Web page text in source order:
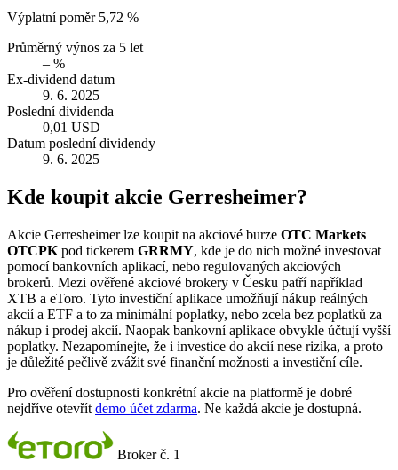
Výplatní poměr 5,72 %
Průměrný výnos za 5 let
– %
Ex-dividend datum
9. 6. 2025
Poslední dividenda
0,01 USD
Datum poslední dividendy
9. 6. 2025
Kde koupit akcie Gerresheimer?
Akcie Gerresheimer lze koupit na akciové burze OTC Markets
OTCPK pod tickerem GRRMY, kde je do nich možné investovat
pomocí bankovních aplikací, nebo regulovaných akciových
brokerů. Mezi ověřené akciové brokery v Česku patří například
XTB a eToro. Tyto investiční aplikace umožňují nákup reálných
akcií a ETF a to za minimální poplatky, nebo zcela bez poplatků za
nákup i prodej akcií. Naopak bankovní aplikace obvykle účtují vyšší
poplatky. Nezapomínejte, že i investice do akcií nese rizika, a proto
je důležité pečlivě zvážit své finanční možnosti a investiční cíle.
Pro ověření dostupnosti konkrétní akcie na platformě je dobré
nejdříve otevřít demo účet zdarma. Ne každá akcie je dostupná.
Broker č. 1